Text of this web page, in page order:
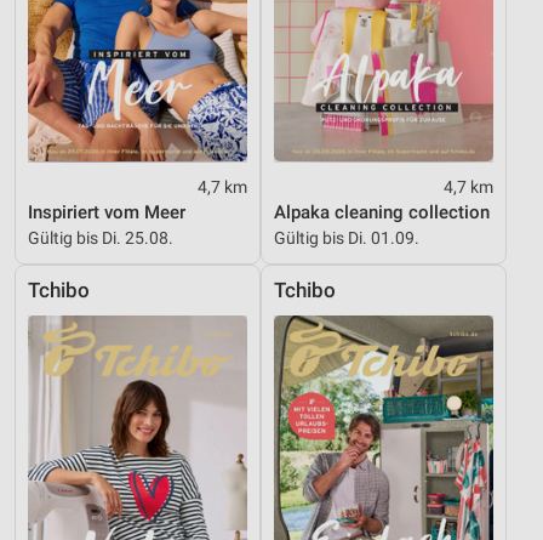
4,7 km
Inspiriert vom Meer
Gültig bis Di. 25.08.
4,7 km
Alpaka cleaning collection
Gültig bis Di. 01.09.
Tchibo Tchibo
Geräte anhand von aktiv angeforderten
Informationen identifizieren
Nicht-IAB-Verarbeitungszwecke:
Notwendig
Performance
Funktional